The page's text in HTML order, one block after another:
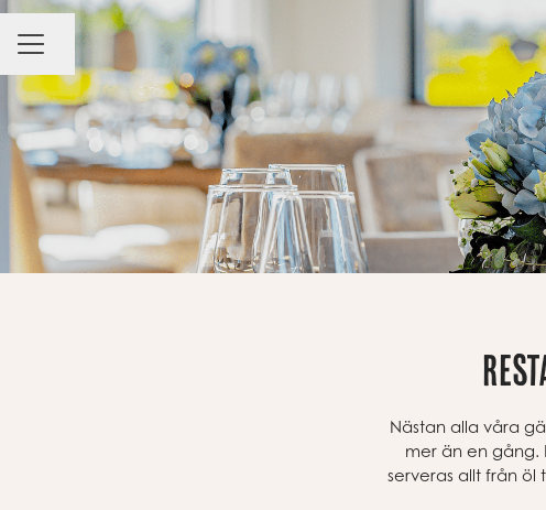
KARRIÄRMENY
Dela sidan
Nästan alla våra
mer än en gång.
serveras allt från öl